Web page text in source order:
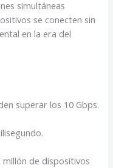
simultáneas
se conecten sin
en la era del
superar los 10 Gbps.
de dispositivos